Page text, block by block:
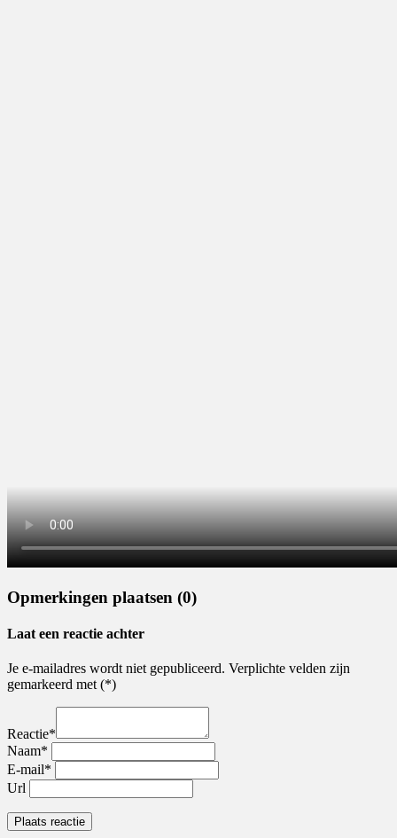
Opmerkingen plaatsen (0)
Laat een reactie achter
Je e-mailadres wordt niet gepubliceerd. Verplichte velden zijn
gemarkeerd met (*)
Reactie*
Naam*
E-mail*
Url